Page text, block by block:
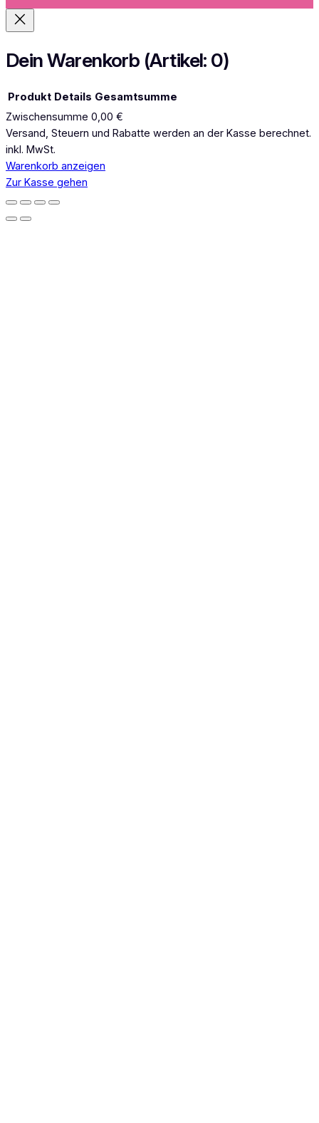
m
Dein Warenkorb (Artikel: 0)
Produkte
im
Warenkorb
Produkt Details Gesamtsumme
Zwischensumme 0,00 €
Versand, Steuern und Rabatte werden an der Kasse berechnet.
inkl. MwSt.
Warenkorb anzeigen
Zur Kasse gehen